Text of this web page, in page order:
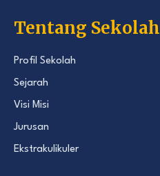
Tentang Sekolah
Profil Sekolah
Sejarah
Visi Misi
Jurusan
Ekstrakulikuler